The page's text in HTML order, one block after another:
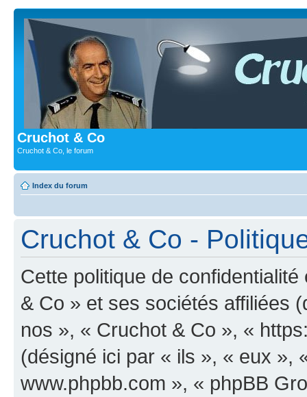
Cruchot & Co
Cruchot & Co, le forum
Index du forum
Cruchot & Co -
Cette politique de
& Co » et ses sociétés affiliées
nos », « Cruchot & Co », «
(désigné ici par « ils », « eux »,
www.phpbb.com », « phpBB